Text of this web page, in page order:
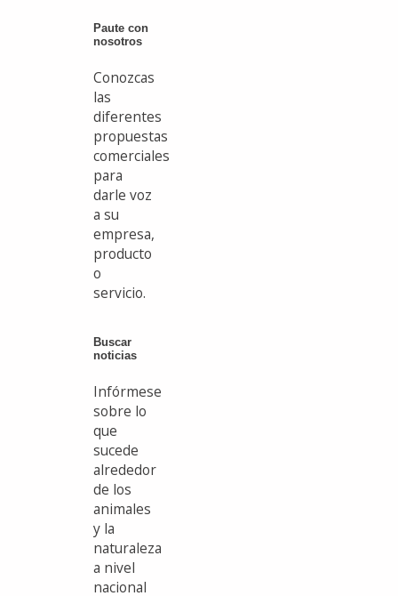
Paute con
nosotros
Conozcas
las
diferentes
propuestas
comerciales
para
darle voz
a su
empresa,
producto
o
servicio.
Buscar
noticias
Infórmese
sobre lo
que
sucede
alrededor
de los
animales
y la
naturaleza
a nivel
nacional